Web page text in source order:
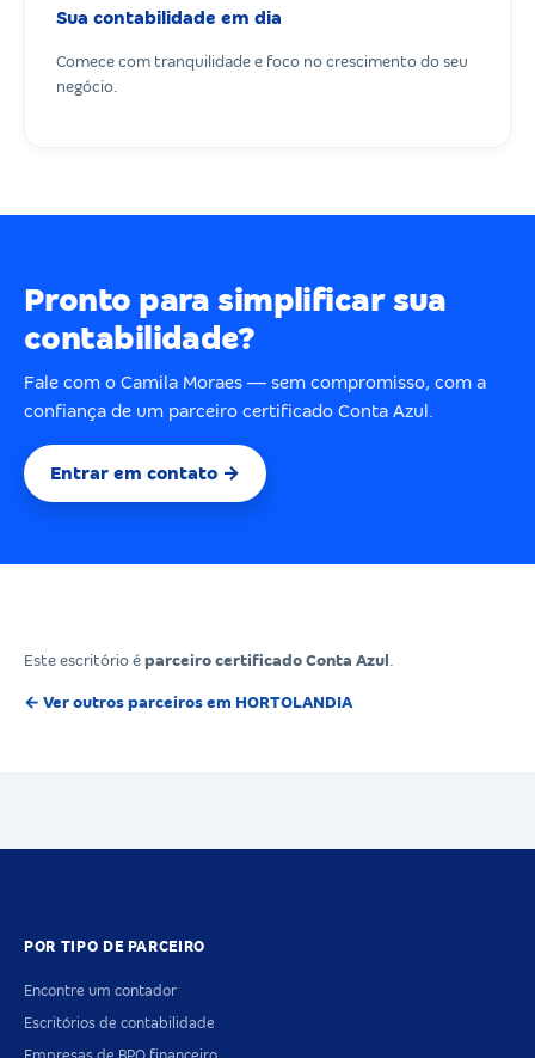
Sua contabilidade em dia
Comece com tranquilidade e foco no crescimento do seu
negócio.
Pronto para simplificar sua
contabilidade?
Fale com o Camila Moraes — sem compromisso, com a
confiança de um parceiro certificado Conta Azul.
Entrar em contato →
Este escritório é parceiro certificado Conta Azul
← Ver outros parceiros em HORTOLANDIA
POR TIPO DE PARCEIRO
Encontre um contador
Escritórios de contabilidade